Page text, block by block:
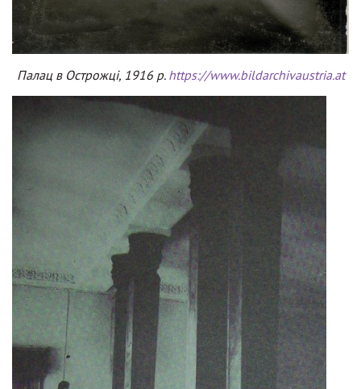
Палац в Острожці, 1916 р. https://www.bildarchivaustria.at